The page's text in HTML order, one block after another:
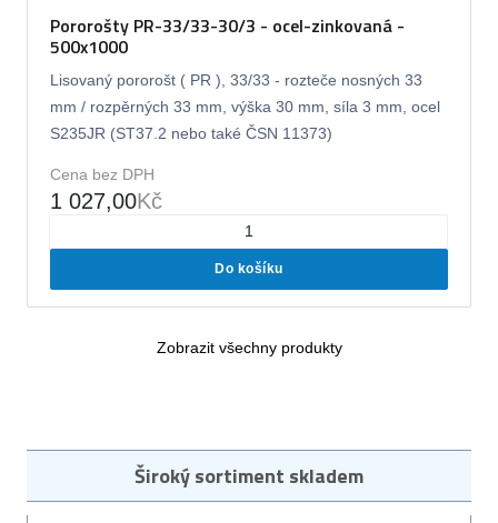
Pororošty PR-33/33-30/3 - ocel-zinkovaná -
500x1000
Lisovaný pororošt ( PR ), 33/33 - rozteče nosných 33
mm / rozpěrných 33 mm, výška 30 mm, síla 3 mm, ocel
S235JR (ST37.2 nebo také ČSN 11373)
Cena bez DPH
1 027,00Kč
Do košíku
Zobrazit všechny produkty
Široký sortiment skladem